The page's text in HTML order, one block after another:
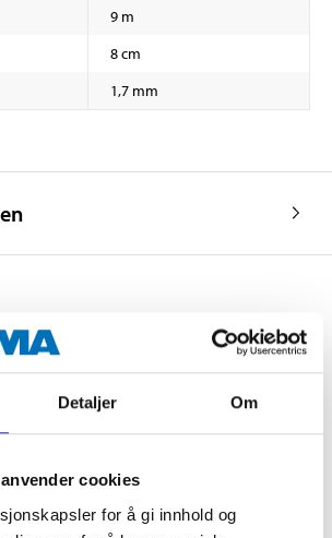
Detaljer Om
cookies
for å gi innhold og
9 m
8 cm
1,7 mm
Kjøp & Hent
Kjøp & Hent i ditt varehus.
LES MER
har også kjøpt